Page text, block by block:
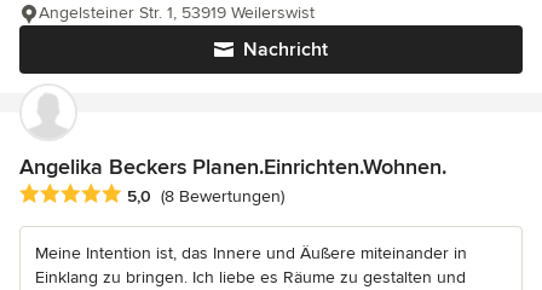
Nachricht
Angelsteiner Str. 1, 53919 Weilerswist
Angelika Beckers Planen.Einrichten.Wohnen.
Durchschnittliche Bewertung: 5 von 5 Sternen
5,0 (8 Bewertungen)
Meine Intention ist, das Innere und Äußere miteinander in
Einklang zu bringen. Ich liebe es Räume zu gestalten und